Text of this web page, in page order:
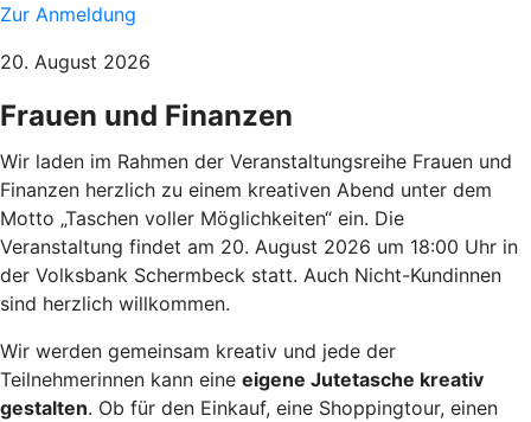
Zur Anmeldung
20. August 2026
Frauen und Finanzen
Wir laden im Rahmen der Veranstaltungsreihe Frauen und
Finanzen herzlich zu einem kreativen Abend unter dem
Motto „Taschen voller Möglichkeiten“ ein. Die
Veranstaltung findet am 20. August 2026 um 18:00 Uhr in
der Volksbank Schermbeck statt. Auch Nicht-Kundinnen
sind herzlich willkommen.
Wir werden gemeinsam kreativ und jede der
Teilnehmerinnen kann eine eigene Jutetasche kreativ
gestalten. Ob für den Einkauf, eine Shoppingtour, einen